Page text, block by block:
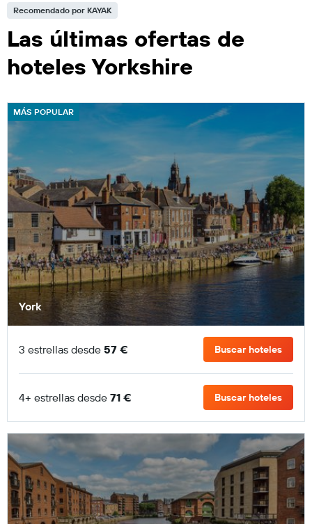
Recomendado por KAYAK
Las últimas ofertas de
hoteles Yorkshire
MÁS POPULAR
York
3 estrellas desde 57 € Buscar hoteles
4+ estrellas desde 71 € Buscar hoteles